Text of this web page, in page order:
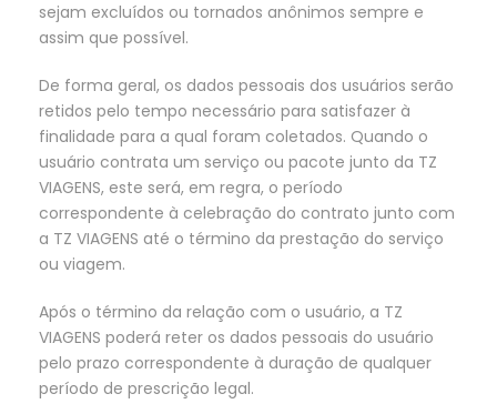
sejam excluídos ou tornados anônimos sempre e
assim que possível.
De forma geral, os dados pessoais dos usuários serão
retidos pelo tempo necessário para satisfazer à
finalidade para a qual foram coletados. Quando o
usuário contrata um serviço ou pacote junto da TZ
VIAGENS, este será, em regra, o período
correspondente à celebração do contrato junto com
a TZ VIAGENS até o término da prestação do serviço
ou viagem.
Após o término da relação com o usuário, a TZ
VIAGENS poderá reter os dados pessoais do usuário
pelo prazo correspondente à duração de qualquer
período de prescrição legal.